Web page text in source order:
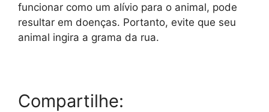
funcionar como um alívio para o animal, pode
resultar em doenças. Portanto, evite que seu
animal ingira a grama da rua.
Compartilhe: